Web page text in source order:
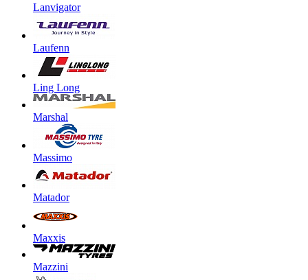
Lanvigator
Laufenn
Ling Long
Marshal
Massimo
Matador
Maxxis
Mazzini